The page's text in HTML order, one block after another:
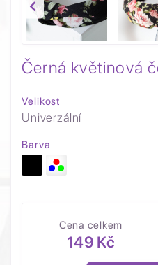
Černá květinová
Velikost
Univerzální
Barva
Cena celkem
149 Kč